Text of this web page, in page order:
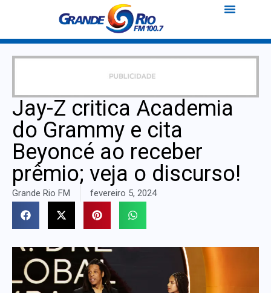
Jay-Z critica Academia
do Grammy e cita
Beyoncé ao receber
prêmio; veja o discurso!
Grande Rio FM fevereiro 5, 2024